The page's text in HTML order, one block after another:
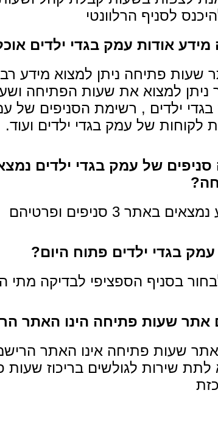
לסניף הרלוונטי
מידע אודות עמק בגדי ילדים
שעות פתיחה ניתן למצוא מידע רב
ניתן למצוא את שעות הפתיחה
ילדים , רשימת הסניפים של
לקוחות של עמק בגדי ילדים ועוד.
סניפים של עמק בגדי ילדים
באתר 3 סניפים ופרטיהם
בגדי ילדים פתוח היום?
בסניף הספציפי לבדיקה מתי
אתר שעות פתיחה הינו האתר
שעות פתיחה אינו האתר
שירות לגולשים בריכוז